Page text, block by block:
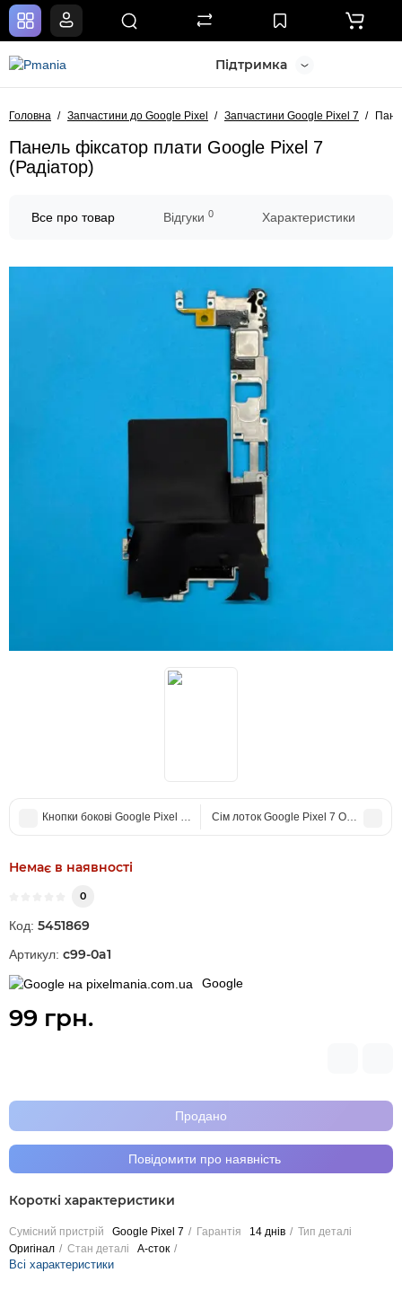
Підтримка
Головна Запчастини до Google Pixel Запчастини Google Pixel 7
Панель фіксатор плати Google Pixel 7
(Радіатор)
Все про товар Відгуки 0 Характеристики
Кнопки бокові Google Pixel 7 (вкл + гучність) Obsidian
Сім лоток Google Pixel 7 Obsidian
Немає в наявності
0
Код: 5451869
Артикул: c99-0a1
Google
99 грн.
Продано
Повідомити про наявність
Короткі характеристики
Сумісний пристрій Google Pixel 7 Гарантія 14 днів
Тип деталі
Оригінал
Стан деталі A-сток
Всі характеристики